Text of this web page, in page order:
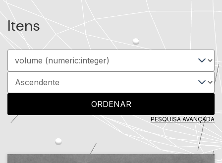
Itens
ORDENAR
PESQUISA AVANÇADA